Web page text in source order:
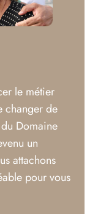
le métier
changer de
Domaine
un
attachons
pour vous